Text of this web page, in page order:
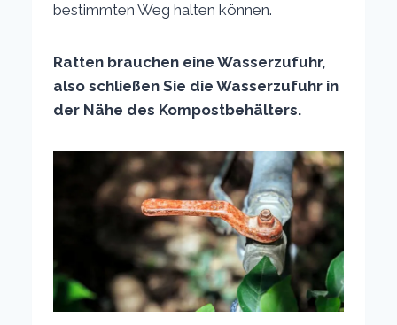
bestimmten Weg halten können.
Ratten brauchen eine Wasserzufuhr,
also schließen Sie die Wasserzufuhr in
der Nähe des Kompostbehälters.